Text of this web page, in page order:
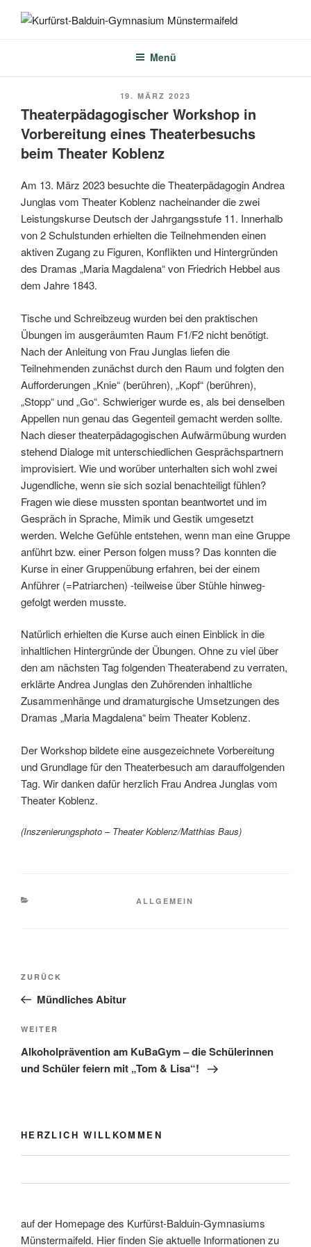
Inhalt
Menü
VERÖFFENTLICHT
AM
19. MÄRZ 2023
Theaterpädagogischer Workshop in
Vorbereitung eines Theaterbesuchs
beim Theater Koblenz
Am 13. März 2023 besuchte die Theaterpädagogin Andrea
Junglas vom Theater Koblenz nacheinander die zwei
Leistungskurse Deutsch der Jahrgangsstufe 11. Innerhalb
von 2 Schulstunden erhielten die Teilnehmenden einen
aktiven Zugang zu Figuren, Konflikten und Hintergründen
des Dramas „Maria Magdalena“ von Friedrich Hebbel aus
dem Jahre 1843.
Tische und Schreibzeug wurden bei den praktischen
Übungen im ausgeräumten Raum F1/F2 nicht benötigt.
Nach der Anleitung von Frau Junglas liefen die
Teilnehmenden zunächst durch den Raum und folgten den
Aufforderungen „Knie“ (berühren), „Kopf“ (berühren),
„Stopp“ und „Go“. Schwieriger wurde es, als bei denselben
Appellen nun genau das Gegenteil gemacht werden sollte.
Nach dieser theaterpädagogischen Aufwärmübung wurden
stehend Dialoge mit unterschiedlichen Gesprächspartnern
improvisiert. Wie und worüber unterhalten sich wohl zwei
Jugendliche, wenn sie sich sozial benachteiligt fühlen?
Fragen wie diese mussten spontan beantwortet und im
Gespräch in Sprache, Mimik und Gestik umgesetzt
werden. Welche Gefühle entstehen, wenn man eine Gruppe
anführt bzw. einer Person folgen muss? Das konnten die
Kurse in einer Gruppenübung erfahren, bei der einem
Anführer (=Patriarchen) -teilweise über Stühle hinweg-
gefolgt werden musste.
Natürlich erhielten die Kurse auch einen Einblick in die
inhaltlichen Hintergründe der Übungen. Ohne zu viel über
den am nächsten Tag folgenden Theaterabend zu verraten,
erklärte Andrea Junglas den Zuhörenden inhaltliche
Zusammenhänge und dramaturgische Umsetzungen des
Dramas „Maria Magdalena“ beim Theater Koblenz.
Der Workshop bildete eine ausgezeichnete Vorbereitung
und Grundlage für den Theaterbesuch am darauffolgenden
Tag. Wir danken dafür herzlich Frau Andrea Junglas vom
Theater Koblenz.
(Inszenierungsphoto – Theater Koblenz/Matthias Baus)
KATEGORIEN
ALLGEMEIN
Beitragsnavigation
Vorheriger
Beitrag
ZURÜCK
Mündliches Abitur
Nächster
Beitrag
WEITER
Alkoholprävention am KuBaGym – die Schülerinnen
und Schüler feiern mit „Tom & Lisa“!
HERZLICH WILLKOMMEN
auf der Homepage des Kurfürst-Balduin-Gymnasiums
Münstermaifeld. Hier finden Sie aktuelle Informationen zu